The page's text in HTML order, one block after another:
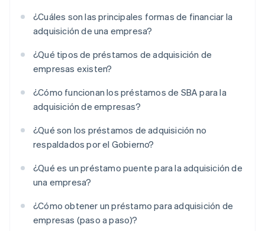
¿Cuáles son las principales formas de financiar la
adquisición de una empresa?
¿Qué tipos de préstamos de adquisición de
empresas existen?
¿Cómo funcionan los préstamos de SBA para la
adquisición de empresas?
¿Qué son los préstamos de adquisición no
respaldados por el Gobierno?
¿Qué es un préstamo puente para la adquisición de
una empresa?
¿Cómo obtener un préstamo para adquisición de
empresas (paso a paso)?